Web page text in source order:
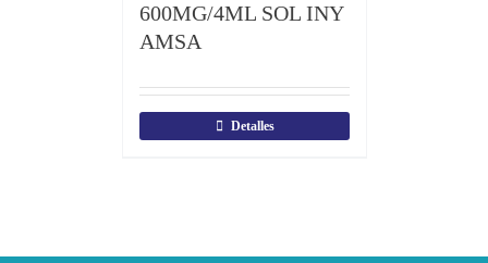
600MG/4ML SOL INY
AMSA
Detalles